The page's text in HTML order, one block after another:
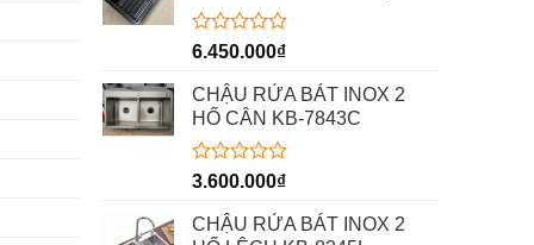
Được
hạng
0
5
sao
6.450.000₫
CHẬU RỬA BÁT INOX 2
HỐ CÂN KB-7843C
Được
hạng
0
3.600.000₫
CHẬU RỬA BÁT INOX 2